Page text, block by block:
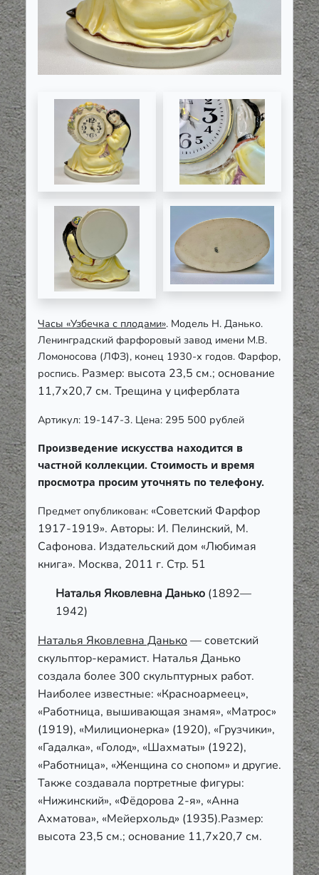
Часы «Узбечка с плодами». Модель Н. Данько.
Ленинградский фарфоровый завод имени М.В.
Ломоносова (ЛФЗ), конец 1930-х годов. Фарфор,
роспись. Размер: высота 23,5 см.; основание
11,7х20,7 см. Трещина у циферблата
Артикул: 19-147-3. Цена: 295 500 рублей
Произведение искусства находится в
частной коллекции. Стоимость и время
просмотра просим уточнять по телефону.
Предмет опубликован: «Советский Фарфор
1917-1919». Авторы: И. Пелинский, М.
Сафонова. Издательский дом «Любимая
книга». Москва, 2011 г. Стр. 51
Наталья Яковлевна Данько (1892—
1942)
Наталья Яковлевна Данько— советский
скульптор-керамист. Наталья Данько
создала более 300 скульптурных работ.
Наиболее известные: «Красноармеец»,
«Работница, вышивающая знамя», «Матрос»
(1919), «Милиционерка» (1920), «Грузчики»,
«Гадалка», «Голод», «Шахматы» (1922),
«Работница», «Женщина со снопом» и другие.
Также создавала портретные фигуры:
«Нижинский», «Фёдорова 2-я», «Анна
Ахматова», «Мейерхольд» (1935).Размер:
высота 23,5 см.; основание 11,7х20,7 см.